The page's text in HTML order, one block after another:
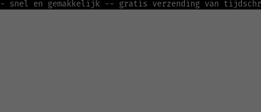
- snel en gemakkelijk -- gratis verzending van